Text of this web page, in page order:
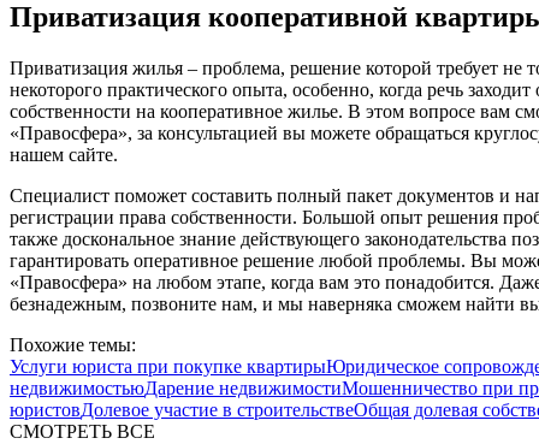
Приватизация кооперативной
Приватизация жилья – проблема, решение которой требует не
некоторого практического опыта, особенно, когда речь
собственности на кооперативное жилье. В этом вопросе вам
«Правосфера», за консультацией вы можете обращаться
нашем сайте.
Специалист поможет составить полный пакет документов и
регистрации права собственности. Большой опыт решения
также доскональное знание действующего законодательства
гарантировать оперативное решение любой проблемы. Вы
«Правосфера» на любом этапе, когда вам это понадобится.
безнадежным, позвоните нам, и мы наверняка сможем найти
Похожие темы:
Услуги юриста при покупке квартирыЮридическое
недвижимостьюДарение недвижимостиМошенничество при
юристовДолевое участие в строительствеОбщая долевая
СМОТРЕТЬ ВСЕ